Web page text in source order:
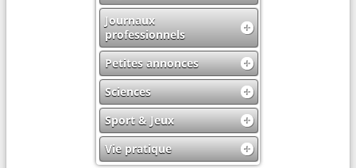
Journaux
professionnels
Petites annonces
Sciences
Sport & Jeux
Vie pratique